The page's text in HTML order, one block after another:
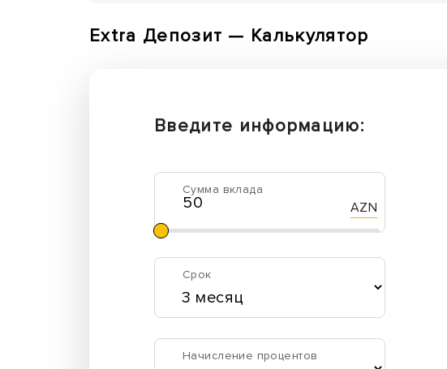
Extra Депозит — Калькулятор
Введите информацию:
Сумма вклада
AZN
Срок
Начисление процентов